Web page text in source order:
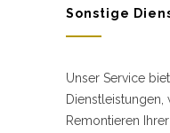
Sonstige
Unser Service
Dienstleistungen,
Remontieren